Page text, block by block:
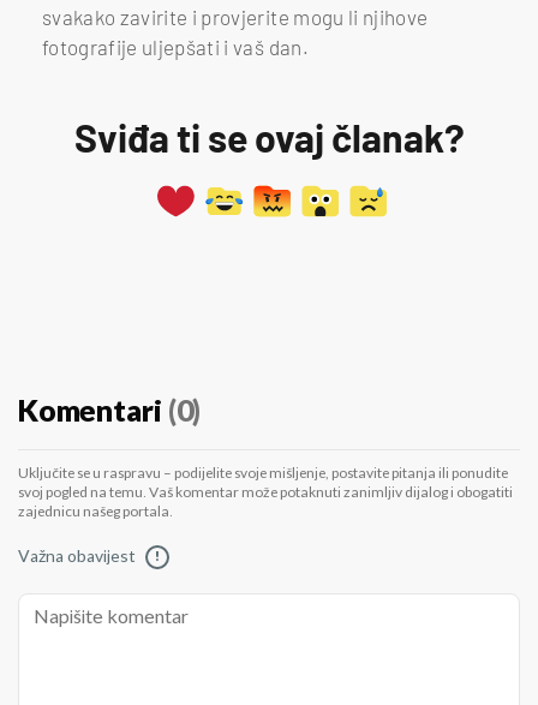
svakako zavirite i provjerite mogu li njihove
fotografije uljepšati i vaš dan.
Sviđa ti se ovaj članak?
Komentari (0)
Uključite se u raspravu – podijelite svoje mišljenje, postavite pitanja ili ponudite
svoj pogled na temu. Vaš komentar može potaknuti zanimljiv dijalog i obogatiti
zajednicu našeg portala.
Važna obavijest !